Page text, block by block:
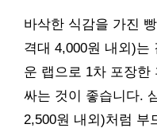
바삭한 식감을 가진
격대 4,000원 내외)는
운 랩으로 1차 포장한
싸는 것이 좋습니다.
2,500원 내외)처럼 부